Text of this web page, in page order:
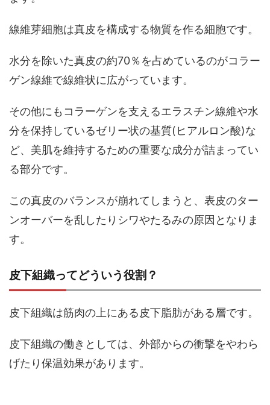
線維芽細胞は真皮を構成する物質を作る細胞です。
水分を除いた真皮の約70％を占めているのがコラー
ゲン線維で線維状に広がっています。
その他にもコラーゲンを支えるエラスチン線維や水
分を保持しているゼリー状の基質(ヒアルロン酸)な
ど、美肌を維持するための重要な成分が詰まってい
る部分です。
この真皮のバランスが崩れてしまうと、表皮のター
ンオーバーを乱したりシワやたるみの原因となりま
す。
皮下組織ってどういう役割？
皮下組織は筋肉の上にある皮下脂肪がある層です。
皮下組織の働きとしては、外部からの衝撃をやわら
げたり保温効果があります。